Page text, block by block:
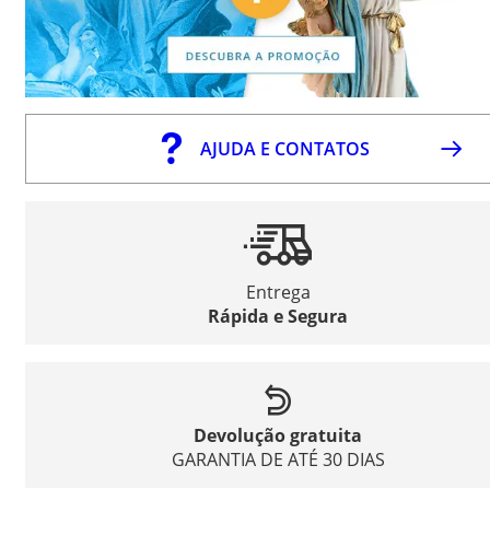
AJUDA E CONTATOS
Entrega
Rápida e Segura
Devolução gratuita
GARANTIA DE ATÉ 30 DIAS